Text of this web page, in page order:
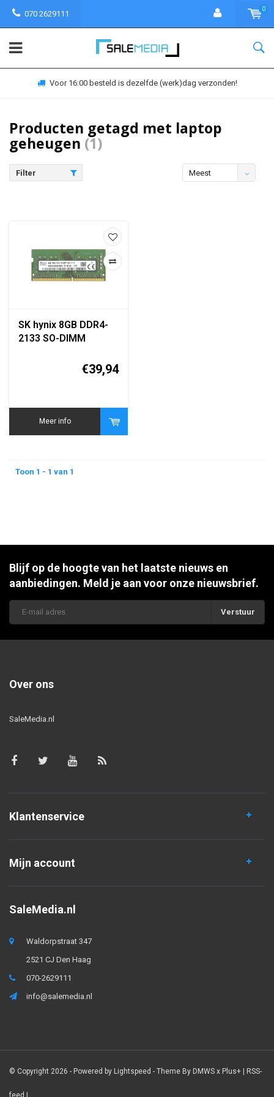
070 2629111
0
Voor 16:00 besteld is dezelfde (werk)dag verzonden!
Producten getagd met laptop
geheugen (1)
Filter
Meest
SK hynix 8GB DDR4-
2133 SO-DIMM
€39,94
Meer info
Toon 1 - 1 van 1
Blijf op de hoogte van het laatste nieuws en
aanbiedingen. Meld je aan voor onze nieuwsbrief.
Verstuur
Over ons
SaleMedia.nl
Klantenservice
Mijn account
SaleMedia.nl
Waldorpstraat 347
2521 CJ Den Haag
070-2629111
info@salemedia.nl
© Copyright 2026 - Powered by Lightspeed - Theme By DMWS x Plus+ | RSS-
feed |